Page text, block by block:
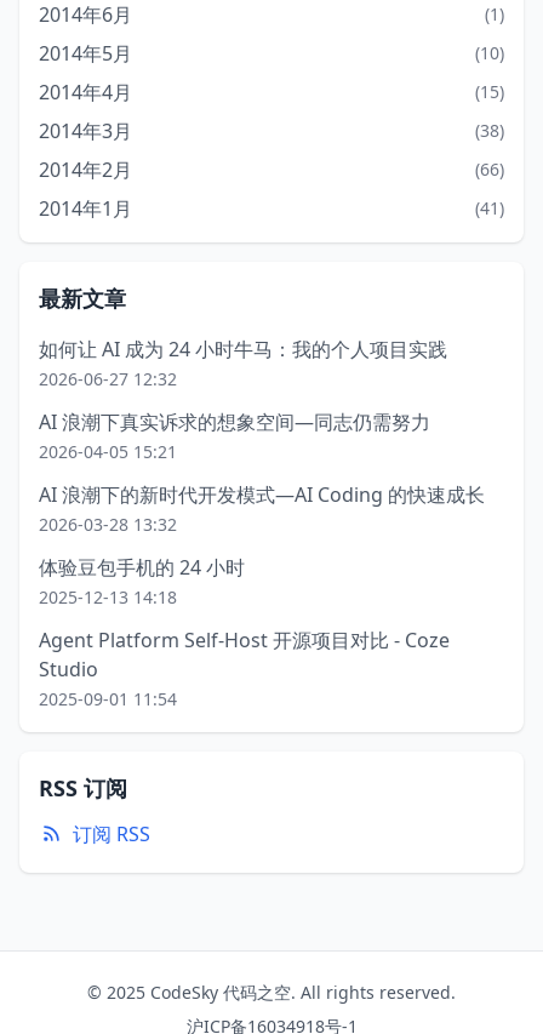
2014年6月 (1)
2014年5月 (10)
2014年4月 (15)
2014年3月 (38)
2014年2月 (66)
2014年1月 (41)
最新文章
如何让 AI 成为 24 小时牛马：我的个人项目实践
2026-06-27 12:32
AI 浪潮下真实诉求的想象空间—同志仍需努力
2026-04-05 15:21
AI 浪潮下的新时代开发模式—AI Coding 的快速成长
2026-03-28 13:32
体验豆包手机的 24 小时
2025-12-13 14:18
Agent Platform Self-Host 开源项目对比 - Coze
Studio
2025-09-01 11:54
RSS 订阅
订阅 RSS
© 2025 CodeSky 代码之空. All rights reserved.
沪ICP备16034918号-1